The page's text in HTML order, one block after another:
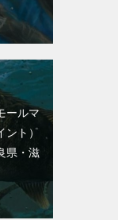
ールマ
ント）
県・滋